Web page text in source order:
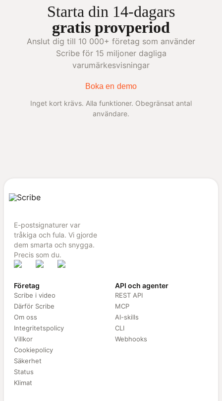
Starta din 14-dagars
gratis provperiod
Anslut dig till 10 000+ företag som använder
Scribe för 15 miljoner dagliga
varumärkesvisningar
Boka en demo
Inget kort krävs. Alla funktioner. Obegränsat antal
användare.
E-postsignaturer var
tråkiga och fula. Vi gjorde
dem smarta och snygga.
Precis som du.
Företag
Scribe i video
Därför Scribe
Om oss
Integritetspolicy
Villkor
Cookiepolicy
Säkerhet
Status
Klimat
API och agenter
REST API
MCP
AI-skills
CLI
Webhooks